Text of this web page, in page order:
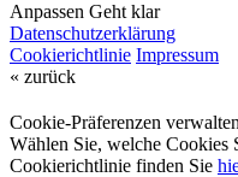
Anpassen Geht klar
Datenschutzerklärung
Cookierichtlinie Impressum
« zurück
Cookie-Präferenzen verwalten
Wählen Sie, welche Cookies
Cookierichtlinie finden Sie